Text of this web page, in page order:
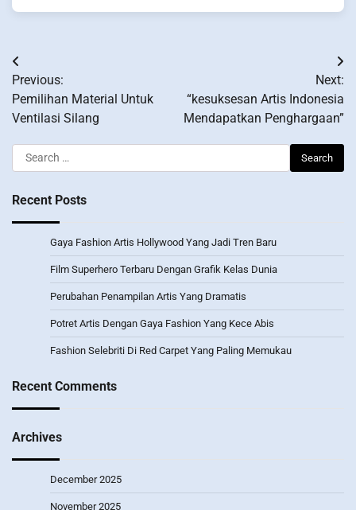
Post
navigation
Previous:
Pemilihan Material Untuk
Ventilasi Silang
Next:
“kesuksesan Artis Indonesia
Mendapatkan Penghargaan”
Search
for:
Recent Posts
Gaya Fashion Artis Hollywood Yang Jadi Tren Baru
Film Superhero Terbaru Dengan Grafik Kelas Dunia
Perubahan Penampilan Artis Yang Dramatis
Potret Artis Dengan Gaya Fashion Yang Kece Abis
Fashion Selebriti Di Red Carpet Yang Paling Memukau
Recent Comments
Archives
December 2025
November 2025